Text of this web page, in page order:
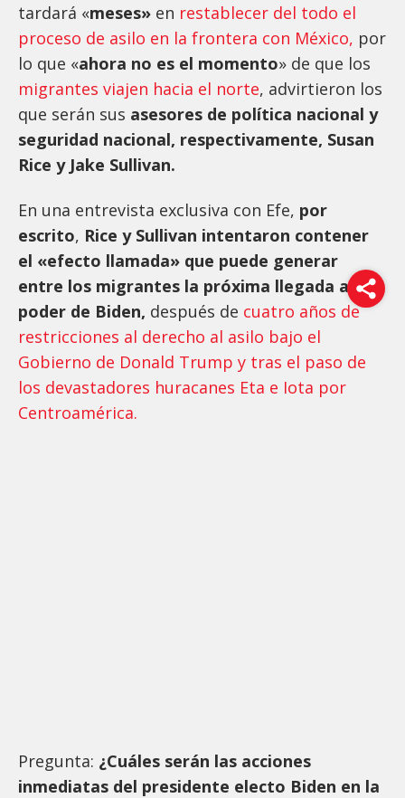
tardará «meses» en restablecer del todo el
proceso de asilo en la frontera con México, por
lo que «ahora no es el momento» de que los
migrantes viajen hacia el norte, advirtieron los
que serán sus asesores de política nacional y
seguridad nacional, respectivamente, Susan
Rice y Jake Sullivan.
En una entrevista exclusiva con Efe, por
escrito, Rice y Sullivan intentaron contener
el «efecto llamada» que puede generar
entre los migrantes la próxima llegada al
poder de Biden, después de cuatro años de
restricciones al derecho al asilo bajo el
Gobierno de Donald Trump y tras el paso de
los devastadores huracanes Eta e Iota por
Centroamérica.
Pregunta: ¿Cuáles serán las acciones
inmediatas del presidente electo Biden en la